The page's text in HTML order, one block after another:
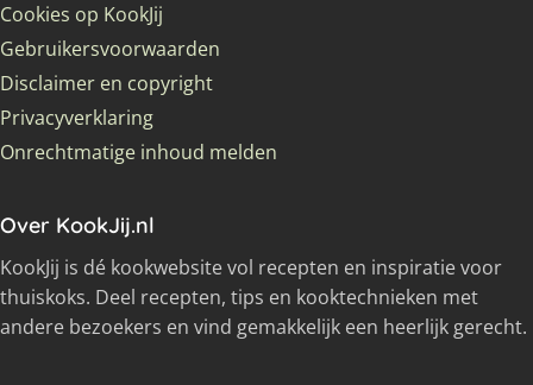
Cookies op KookJij
Gebruikersvoorwaarden
Disclaimer en copyright
Privacyverklaring
Onrechtmatige inhoud melden
Over KookJij.nl
KookJij is dé kookwebsite vol recepten en inspiratie voor
thuiskoks. Deel recepten, tips en kooktechnieken met
andere bezoekers en vind gemakkelijk een heerlijk gerecht.